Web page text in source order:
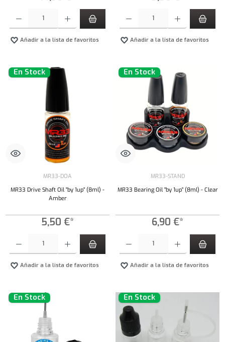
Añadir a la lista de favoritos Añadir a la lista de favoritos
En Stock
MR33-DOA
MR33 Drive Shaft Oil "by 1up" (8ml) -
Amber
5,50 €*
Añadir a la lista de favoritos
En Stock
MR33-STAND
MR33 Bearing Oil "by 1up" (8ml) - Clear
6,90 €*
Añadir a la lista de favoritos
En Stock En Stock